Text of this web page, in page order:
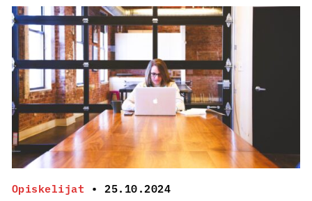
Pitkäsen
pro
gradu
-
tutkielmalle
Opiskelijat • 25.10.2024